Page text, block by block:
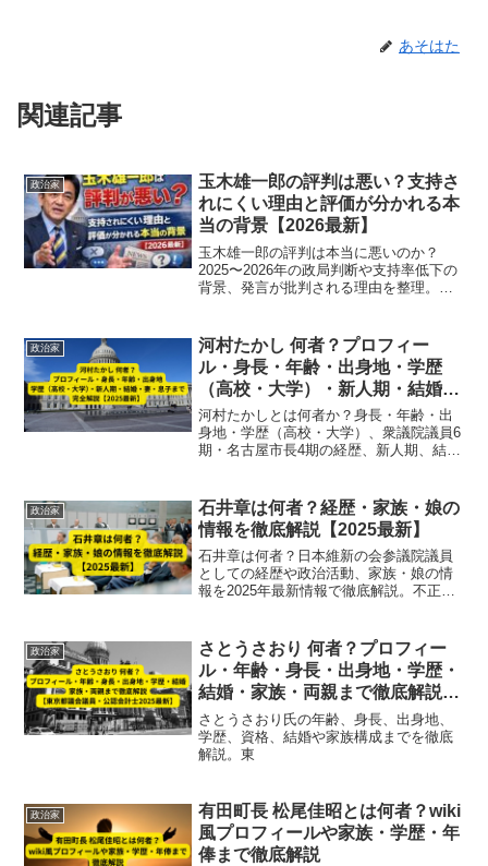
あそはた
関連記事
政治家
玉木雄一郎の評判は悪い？支持さ
れにくい理由と評価が分かれる本
当の背景【2026最新】
玉木雄一郎の評判は本当に悪いのか？
2025〜2026年の政局判断や支持率低下の
背景、発言が批判される理由を整理。期
します。
政治家
河村たかし 何者？プロフィー
ル・身長・年齢・出身地・学歴
（高校・大学）・新人期・結婚・
妻・息子まで完全解説【2025最
新】
河村たかしとは何者か？身長・年齢・出
身地・学歴（高校・大学）、衆議院議員6
期・名古屋市長4期の経歴、新人期、結
政治家
石井章は何者？経歴・家族・娘の
情報を徹底解説【2025最新】
石井章は何者？日本維新の会参議院議員
としての経歴や政治活動、家族・娘の情
報を2025年最新情報で徹底解説。不正疑
政治家
さとうさおり 何者？プロフィー
ル・年齢・身長・出身地・学歴・
結婚・家族・両親まで徹底解説
【東京都議会議員・公認会計士
2025最新】
さとうさおり氏の年齢、身長、出身地、
学歴、資格、結婚や家族構成までを徹底
解説。東
政治家
有田町長 松尾佳昭とは何者？wiki
風プロフィールや家族・学歴・年
俸まで徹底解説